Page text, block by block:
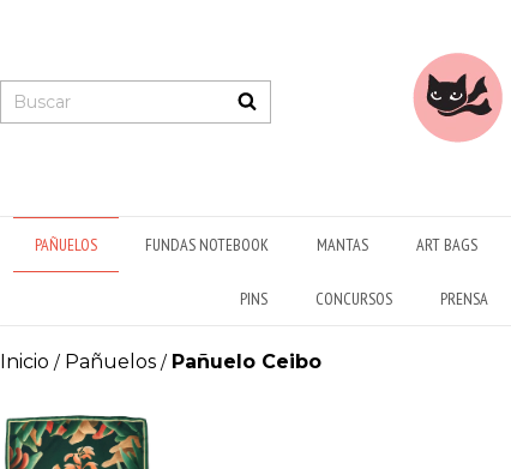
PAÑUELOS FUNDAS NOTEBOOK MANTAS ART BAGS
PINS CONCURSOS PRENSA
Inicio / Pañuelos / Pañuelo Ceibo